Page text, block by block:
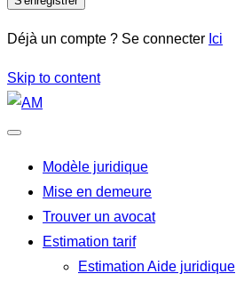
Déjà un compte ? Se connecter Ici
Skip to content
Modèle juridique
Mise en demeure
Trouver un avocat
Estimation tarif
Estimation Aide juridique